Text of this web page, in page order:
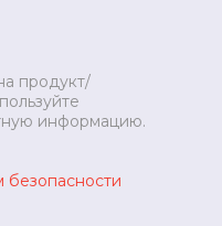
продукт/
информацию.
безопасности